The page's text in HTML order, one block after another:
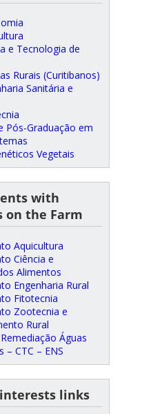
e Tecnologia de
Rurais (Curitibanos)
Sanitária e
Pós-Graduação em
Vegetais
with
on the Farm
Aquicultura
Ciência e
Alimentos
Engenharia Rural
Fitotecnia
Zootecnia e
Rural
Águas
– CTC – ENS
links